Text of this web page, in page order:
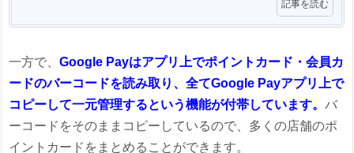
記事を読む
一方で、Google Payはアプリ上でポイントカード・会員カ
ードのバーコードを読み取り、全てGoogle Payアプリ上で
コピーして一元管理するという機能が付帯しています。バ
ーコードをそのままコピーしているので、多くの店舗のポ
イントカードをまとめることができます。